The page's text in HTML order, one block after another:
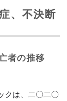
、不決断
者の推移
クは、二〇二〇